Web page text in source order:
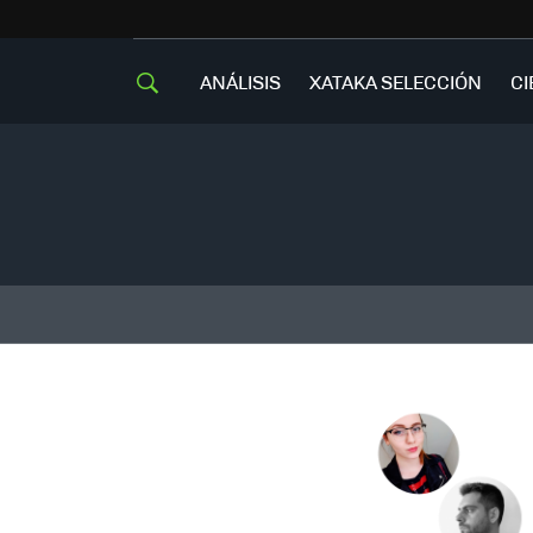
ANÁLISIS XATAKA SELECCIÓN